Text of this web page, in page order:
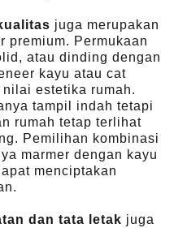
juga merupakan
premium. Permukaan
atau dinding dengan
kayu atau cat
estetika rumah.
tampil indah tetapi
rumah tetap terlihat
Pemilihan kombinasi
marmer dengan kayu
menciptakan
dan tata letak juga